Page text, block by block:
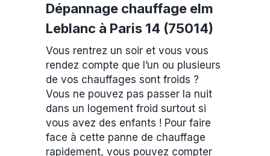
Dépannage chauffage elm
Leblanc à Paris 14 (75014)
Vous rentrez un soir et vous vous
rendez compte que l’un ou plusieurs
de vos chauffages sont froids ?
Vous ne pouvez pas passer la nuit
dans un logement froid surtout si
vous avez des enfants ! Pour faire
face à cette panne de chauffage
rapidement, vous pouvez compter